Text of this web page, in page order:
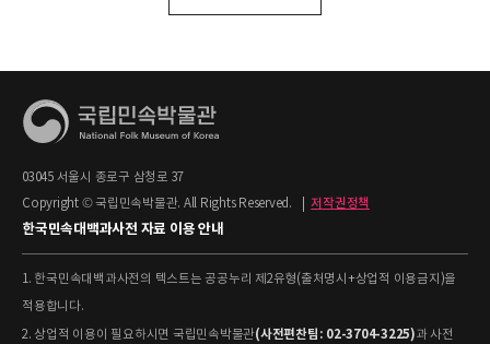
03045 서울시 종로구 삼청로 37
Copyright © 국립민속박물관. All Rights Reserved.
저작권정책
한국민속대백과사전 자료 이용 안내
1. 한국민속대백과사전의 텍스트는 공공누리 제2유형(출처명시+상업적 이용금지)을
적용합니다.
2. 상업적 이용이 필요하시면 국립민속박물관(사전편찬팀: 02-3704-3225)과 사전